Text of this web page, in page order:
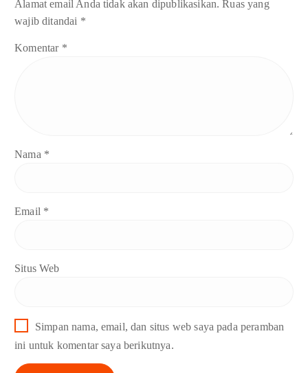
Alamat email Anda tidak akan dipublikasikan. Ruas yang
wajib ditandai *
Komentar *
Nama *
Email *
Situs Web
Simpan nama, email, dan situs web saya pada peramban
ini untuk komentar saya berikutnya.